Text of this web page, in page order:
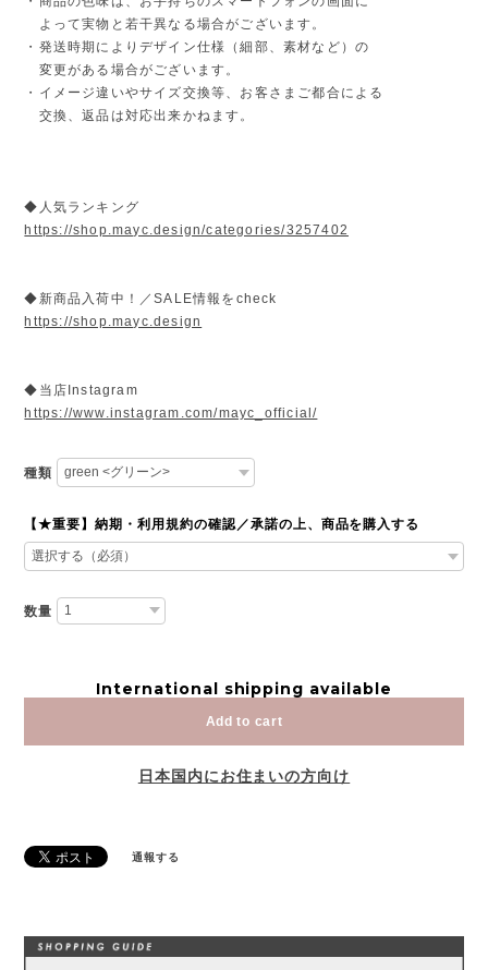
よって実物と若干異なる場合がございます。
・発送時期によりデザイン仕様（細部、素材など）の
変更がある場合がございます。
・イメージ違いやサイズ交換等、お客さまご都合による
交換、返品は対応出来かねます。
◆人気ランキング
https://shop.mayc.design/categories/3257402
◆新商品入荷中！／SALE情報をcheck
https://shop.mayc.design
◆当店Instagram
https://www.instagram.com/mayc_official/
種類
【★重要】納期・利用規約の確認／承諾の上、商品を購入する
数量
International shipping available
Add to cart
日本国内にお住まいの方向け
通報する